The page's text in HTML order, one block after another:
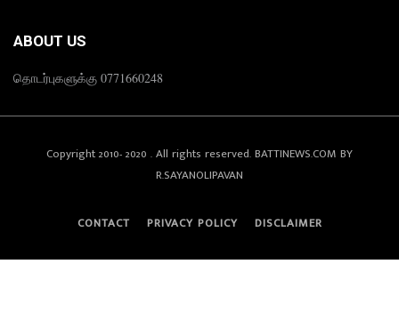
ABOUT US
தொடர்புகளுக்கு 0771660248
Copyright 2010- 2020 . All rights reserved. BATTINEWS.COM BY
R.SAYANOLIPAVAN
CONTACT PRIVACY POLICY DISCLAIMER